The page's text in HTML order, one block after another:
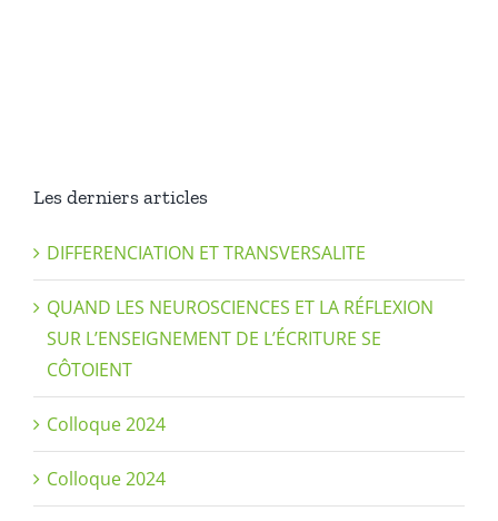
Les derniers articles
DIFFERENCIATION ET TRANSVERSALITE
QUAND LES NEUROSCIENCES ET LA RÉFLEXION
SUR L’ENSEIGNEMENT DE L’ÉCRITURE SE
CÔTOIENT
Colloque 2024
Colloque 2024